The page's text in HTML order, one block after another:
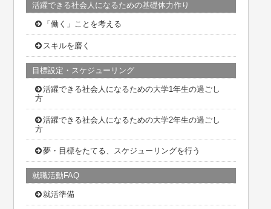
活躍できる社会人になるための基礎体力作り
「働く」ことを考える
スキルを磨く
目標設定・スケジューリング
活躍できる社会人になるための大学1年生の過ごし
方
活躍できる社会人になるための大学2年生の過ごし
方
夢・目標をたてる、スケジューリングを行う
就職活動FAQ
就活準備